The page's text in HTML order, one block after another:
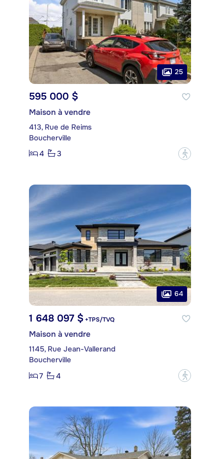
25
595 000 $
Maison à vendre
413, Rue de Reims
Boucherville
4
3 ?
64
1 648 097 $ +TPS/TVQ
Maison à vendre
1145, Rue Jean-Vallerand
Boucherville
7
4 ?